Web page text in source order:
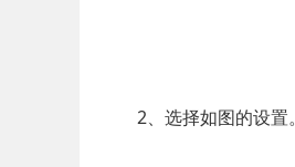
2、选择如图的设置。